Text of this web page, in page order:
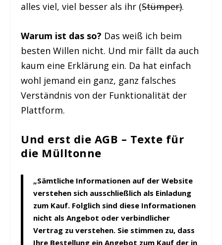
alles viel, viel besser als ihr (Stümper).
Warum ist das so? Das weiß ich beim
besten Willen nicht. Und mir fällt da auch
kaum eine Erklärung ein. Da hat einfach
wohl jemand ein ganz, ganz falsches
Verständnis von der Funktionalität der
Plattform.
Und erst die AGB – Texte für
die Mülltonne
„Sämtliche Informationen auf der Website
verstehen sich ausschließlich als Einladung
zum Kauf. Folglich sind diese Informationen
nicht als Angebot oder verbindlicher
Vertrag zu verstehen. Sie stimmen zu, dass
Ihre Bestellung ein Angebot zum Kauf der in